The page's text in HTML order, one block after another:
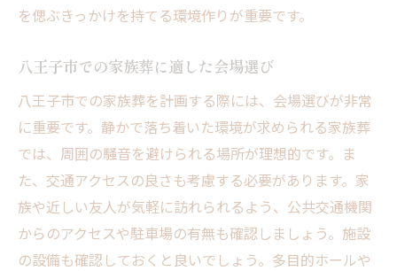
を偲ぶきっかけを持てる環境作りが重要です。
八王子市での家族葬に適した会場選び
八王子市での家族葬を計画する際には、会場選びが非常
に重要です。静かで落ち着いた環境が求められる家族葬
では、周囲の騒音を避けられる場所が理想的です。ま
た、交通アクセスの良さも考慮する必要があります。家
族や近しい友人が気軽に訪れられるよう、公共交通機関
からのアクセスや駐車場の有無も確認しましょう。施設
の設備も確認しておくと良いでしょう。多目的ホールや